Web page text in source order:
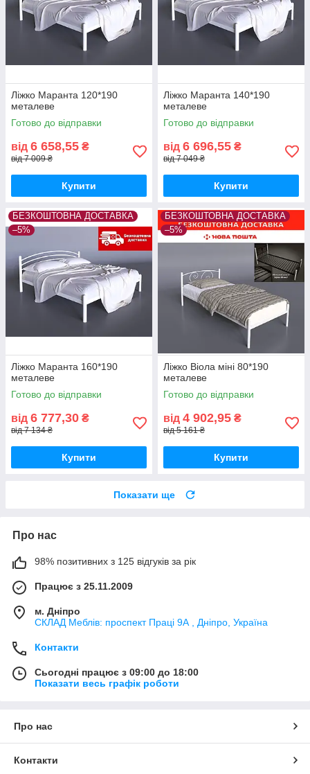
Ліжко Маранта 120*190
металеве
Готово до відправки
від 6 658,55 ₴
від 7 009 ₴
Купити
Ліжко Маранта 140*190
металеве
Готово до відправки
від 6 696,55 ₴
від 7 049 ₴
Купити
БЕЗКОШТОВНА ДОСТАВКА
–5%
Ліжко Маранта 160*190
металеве
Готово до відправки
від 6 777,30 ₴
від 7 134 ₴
Купити
БЕЗКОШТОВНА ДОСТАВКА
–5%
Ліжко Віола міні 80*190
металеве
Готово до відправки
від 4 902,95 ₴
від 5 161 ₴
Купити
Показати ще
Про нас
98% позитивних з 125 відгуків за рік
Працює з 25.11.2009
м. Дніпро
СКЛАД Меблів: проспект Праці 9А , Дніпро, Україна
Контакти
Сьогодні працює з 09:00 до 18:00
Показати весь графік роботи
Про нас
Контакти